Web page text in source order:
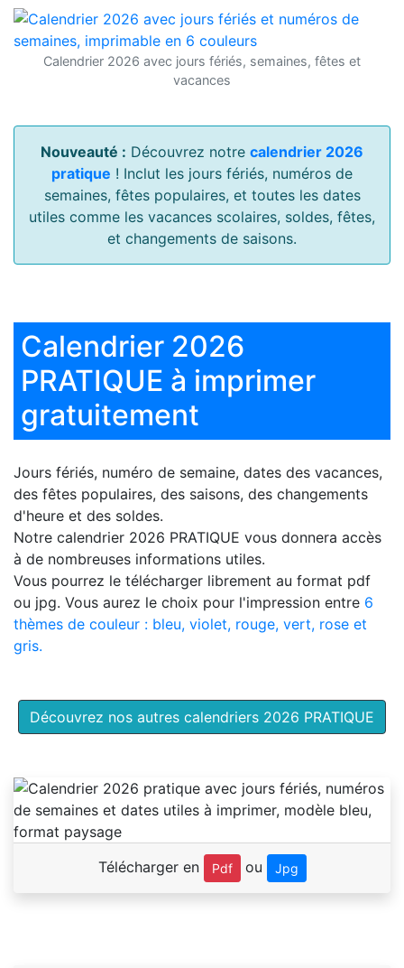
Calendrier 2026 avec jours fériés, semaines, fêtes et
vacances
Nouveauté : Découvrez notre calendrier 2026
pratique ! Inclut les jours fériés, numéros de
semaines, fêtes populaires, et toutes les dates
utiles comme les vacances scolaires, soldes, fêtes,
et changements de saisons.
Calendrier 2026
PRATIQUE à imprimer
gratuitement
Jours fériés, numéro de semaine, dates des vacances,
des fêtes populaires, des saisons, des changements
d'heure et des soldes.
Notre calendrier 2026 PRATIQUE vous donnera accès
à de nombreuses informations utiles.
Vous pourrez le télécharger librement au format pdf
ou jpg. Vous aurez le choix pour l'impression entre 6
thèmes de couleur : bleu, violet, rouge, vert, rose et
gris.
Découvrez nos autres calendriers 2026 PRATIQUE
Télécharger en Pdf ou Jpg